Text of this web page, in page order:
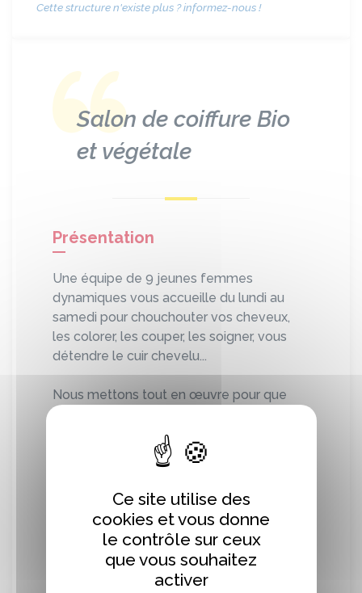
Cette structure n'existe plus ? informez-nous !
Salon de coiffure Bio
et végétale
Présentation
Une équipe de 9 jeunes femmes
dynamiques vous accueille du lundi au
samedi pour chouchouter vos cheveux,
les colorer, les couper, les soigner, vous
détendre le cuir chevelu...
Nous mettons tout en œuvre pour que
Localisation
Ce site utilise des
cookies et vous donne
le contrôle sur ceux
que vous souhaitez
activer